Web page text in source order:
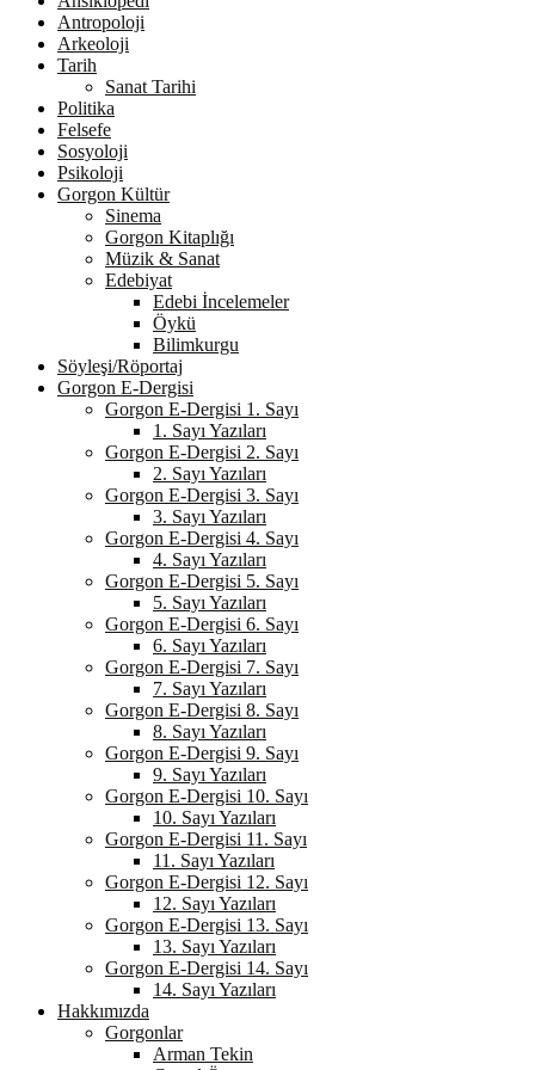
Antropoloji
Arkeoloji
Tarih
Sanat Tarihi
Politika
Felsefe
Sosyoloji
Psikoloji
Gorgon Kültür
Sinema
Gorgon Kitaplığı
Müzik & Sanat
Edebiyat
Edebi İncelemeler
Öykü
Bilimkurgu
Söyleşi/Röportaj
Gorgon E-Dergisi
Gorgon E-Dergisi 1. Sayı
1. Sayı Yazıları
Gorgon E-Dergisi 2. Sayı
2. Sayı Yazıları
Gorgon E-Dergisi 3. Sayı
3. Sayı Yazıları
Gorgon E-Dergisi 4. Sayı
4. Sayı Yazıları
Gorgon E-Dergisi 5. Sayı
5. Sayı Yazıları
Gorgon E-Dergisi 6. Sayı
6. Sayı Yazıları
Gorgon E-Dergisi 7. Sayı
7. Sayı Yazıları
Gorgon E-Dergisi 8. Sayı
8. Sayı Yazıları
Gorgon E-Dergisi 9. Sayı
9. Sayı Yazıları
Gorgon E-Dergisi 10. Sayı
10. Sayı Yazıları
Gorgon E-Dergisi 11. Sayı
11. Sayı Yazıları
Gorgon E-Dergisi 12. Sayı
12. Sayı Yazıları
Gorgon E-Dergisi 13. Sayı
13. Sayı Yazıları
Gorgon E-Dergisi 14. Sayı
14. Sayı Yazıları
Hakkımızda
Gorgonlar
Arman Tekin